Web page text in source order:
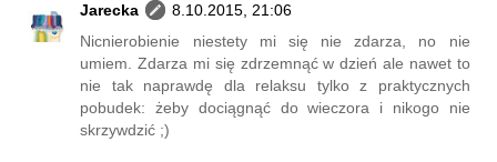
Jarecka
8.10.2015, 21:06
Nicnierobienie niestety mi się nie zdarza, no nie
umiem. Zdarza mi się zdrzemnąć w dzień ale nawet to
nie tak naprawdę dla relaksu tylko z praktycznych
pobudek: żeby dociągnąć do wieczora i nikogo nie
skrzywdzić ;)